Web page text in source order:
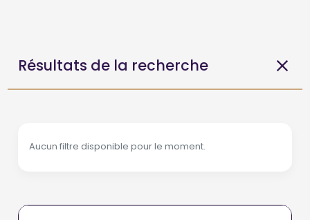
Résultats de la recherche
Aucun filtre disponible pour le moment.